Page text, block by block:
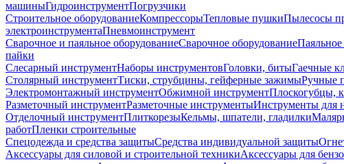
машиныГидроинструментПогрузчики
Строительное оборудованиеКомпрессорыТепловые пушкиПылесосы
электроинструментаПневмоинструмент
Сварочное и паяльное оборудованиеСварочное оборудованиеПаяльное
пайки
Слесарный инструментНаборы инструментовГоловки, битыГаечные
Столярный инструментТиски, струбцины, гейферные зажимыРучные
Электромонтажный инструментОбжимной инструментПлоскогубцы,
Разметочный инструментРазметочные инструментыИнструменты для
Отделочный инструментПлиткорезыКельмы, шпатели, гладилки
работПленки строительные
Спецодежда и средства защитыСредства индивидуальной защиты
Аксессуары для силовой и строительной техникиАксессуары для